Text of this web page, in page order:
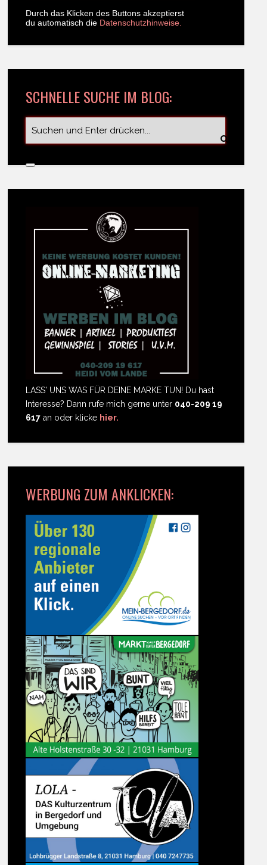
Durch das Klicken des Buttons akzeptierst
du automatisch die Datenschutzhinweise.
SCHNELLE SUCHE IM BLOG:
LASS' UNS WAS FÜR DEINE MARKE TUN! Du hast
Interesse? Dann rufe mich gerne unter 040-209 19
617 an oder klicke hier.
WERBUNG ZUM ANKLICKEN: